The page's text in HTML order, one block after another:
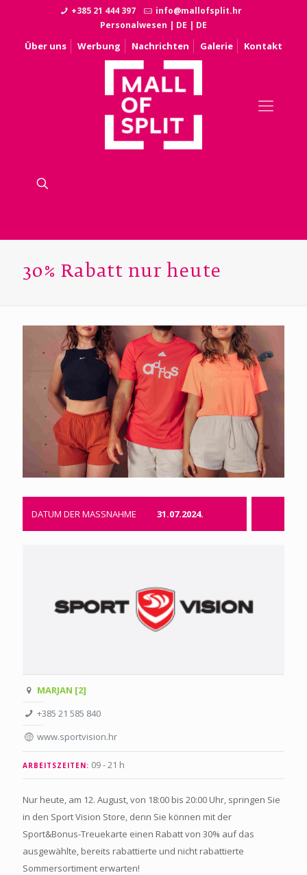
+385 21 444 397
info@mallofsplit.hr
Personalwesen | DE | DE
Über uns Werbung Nachrichten Galerie Kontakt
30% Rabatt nur heute
DATUM DER MASSNAHME 31.07.2024.
MARJAN [2]
+385 21 585 840
www.sportvision.hr
ARBEITSZEITEN: 09 - 21 h
Nur heute, am 12. August, von 18:00 bis 20:00 Uhr, springen Sie
in den Sport Vision Store, denn Sie können mit der
Sport&Bonus-Treuekarte einen Rabatt von 30% auf das
ausgewählte, bereits rabattierte und nicht rabattierte
Sommersortiment erwarten!